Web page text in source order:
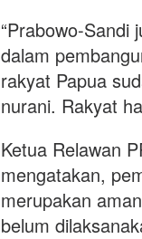
“Prabowo-Sandi
dalam
rakyat Papua
nurani. Rakyat
Ketua Relawan
mengatakan,
merupakan
belum